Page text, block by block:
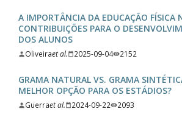
A IMPORTÂNCIA DA EDUCAÇÃO FÍSICA
CONTRIBUIÇÕES PARA O
DOS ALUNOS
Oliveiraet al. 2025-09-04 2152
GRAMA NATURAL VS. GRAMA
MELHOR OPÇÃO PARA OS ESTÁDIOS?
Guerraet al. 2024-09-22 2093